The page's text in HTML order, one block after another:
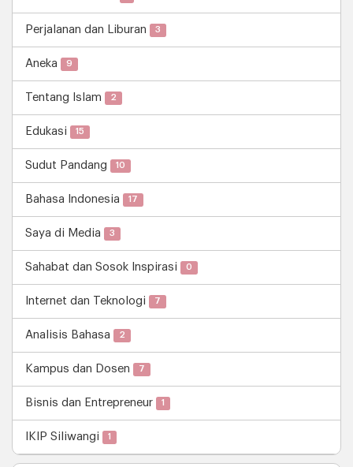
Perjalanan dan Liburan 3
Aneka 9
Tentang Islam 2
Edukasi 15
Sudut Pandang 10
Bahasa Indonesia 17
Saya di Media 3
Sahabat dan Sosok Inspirasi 0
Internet dan Teknologi 7
Analisis Bahasa 2
Kampus dan Dosen 7
Bisnis dan Entrepreneur 1
IKIP Siliwangi 1